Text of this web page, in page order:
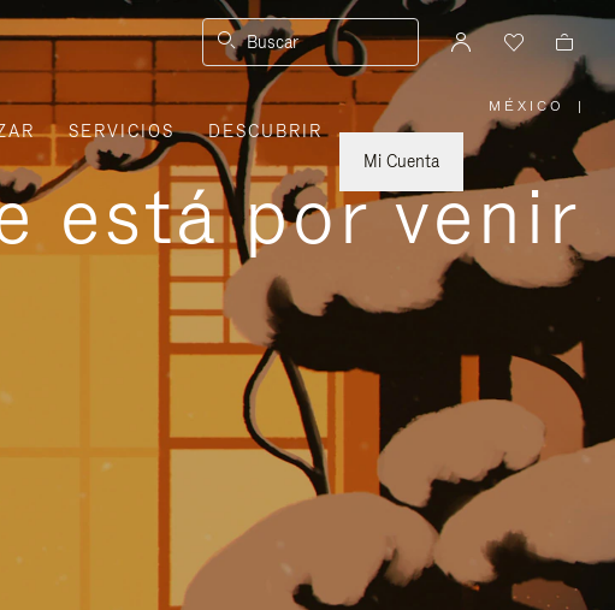
Buscar
SERVICIOS
DESCUBRIR
Mi Cuenta
MÉXICO
,
ELIGE
|
está por venir